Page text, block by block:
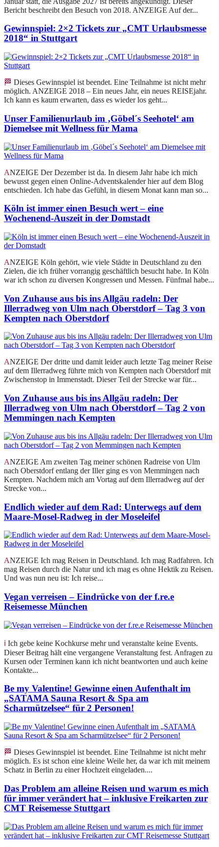
Bericht beschreibt den Besuch von 2018. ANZEIGE Auf der...
Gewinnspiel: 2×2 Tickets zur „CMT Urlaubsmesse
2018“ in Stuttgart
🏁 Dieses Gewinnspiel ist beendet. Eine Teilnahme ist nicht mehr
möglich. ANZEIGE 2018 – Ein neues Jahr, ein neues REISEjahr.
Ich kann es kaum erwarten, dass es wieder los geht...
Unser Familienurlaub im ‚Göbel´s Seehotel‘ am
Diemelsee mit Wellness für Mama
ANZEIGE Der Dezember ist da. In diesem Jahr habe ich mich
bewusst gegen einen Online-Adventskalender hier auf dem Blog
entschieden. Ich habe das Gefühl, in diesem Monat kann man so...
Köln ist immer einen Besuch wert – eine
Wochenend-Auszeit in der Domstadt
ANZEIGE Köln gehört, wie viele Städte in Deutschland zu den
Zielen, die ich früher vorrangig geschäftlich besucht habe. In Köln
war ich schon zu diversen Kongressen und Messen. Fünfmal habe...
Von Zuhause aus bis ins Allgäu radeln: Der
Illerradweg von Ulm nach Oberstdorf – Tag 3 von
Kempten nach Oberstdorf
ANZEIGE Der dritte und damit leider auch letzte Tag meiner Reise
auf dem Illerradweg führte mich von Kempten nach Oberstdorf mit
Zwischenstop in Immenstadt. Dieser Teil der Strecke war für...
Von Zuhause aus bis ins Allgäu radeln: Der
Illerradweg von Ulm nach Oberstdorf – Tag 2 von
Memmingen nach Kempten
ANZEIGE Am zweiten Tag meiner schönen Radreise von Ulm
nach Oberstdorf entlang der Iller ging es von Memmingen nach
Kempten. Nachdem mich am Vortag auf dem Illerradweg auf der
Strecke von...
Endlich wieder auf dem Rad: Unterwegs auf dem
Maare-Mosel-Radweg in der Moseleifel
ANZEIGE Ich mag Reisen in Deutschland. Ich mag Radfahren. Ich
mag Reisen durch die Natur und ich mag es ohne Hektik zu Reisen.
Und was nun neu ist: Ich reise...
Vegan verreisen – Eindrücke von der f.re.e
Reisemesse München
ℹ️ Ich gebe keine Kochkurse mehr und veranstalte keine Events.
Dieser Beitrag hält eine vergangene Veranstaltung fest. Anfragen zu
Kursen oder Terminen kann ich nicht beantworten und auch keine
Kontakte...
Be my Valentine! Gewinne einen Aufenthalt im
„SATAMA Sauna Resort & Spa am
Scharmützelsee“ für 2 Personen!
🏁 Dieses Gewinnspiel ist beendet. Eine Teilnahme ist nicht mehr
möglich. Es ist schon eine kleine Weile her, da war ich mit meinem
Schatz in Berlin zu einer Hochzeit eingeladen....
Das Problem am alleine Reisen und warum es mich
für immer verändert hat – inklusive Freikarten zur
CMT Reisemesse Stuttgart